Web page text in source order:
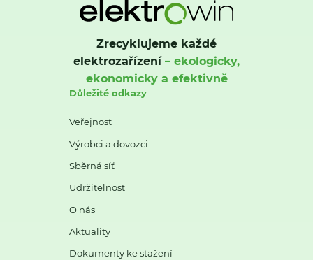
Zrecyklujeme každé
elektrozařízení– ekologicky,
ekonomicky a efektivně
Důležité odkazy
Veřejnost
Výrobci a dovozci
Sběrná síť
Udržitelnost
O nás
Aktuality
Dokumenty ke stažení